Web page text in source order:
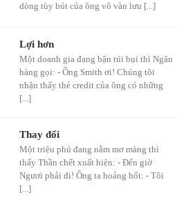
dòng tùy bút của ông vô vàn lưu [...]
Lợi hơn
Một doanh gia đang bận túi bụi thì Ngân
hàng gọi: - Ông Smith ơi! Chúng tôi
nhận thấy thẻ credit của ông có những
[...]
Thay đổi
Một triệu phú đang nằm mơ màng thì
thấy Thần chết xuất hiện: - Đến giờ
Ngươi phải đi! Ông ta hoảng hốt: - Tôi
[...]